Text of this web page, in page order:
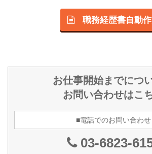
職務経歴書自動
お仕事開始までにつ
お問い合わせはこ
■電話でのお問い合わせ
03-6823-